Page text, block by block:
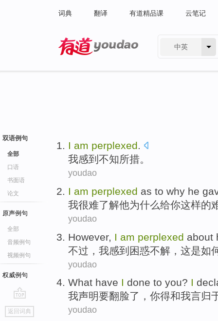
词典 翻译 有道精品课 云笔记
中英
双语例句
全部
口语
书面语
论文
原声例句
全部
音频例句
视频例句
权威例句
go
top
返回词典
I am perplexed.
我感到 不知所措。
youdao
I am perplexed as to why he
我很难了解他为什么给你这样的
youdao
However, I am perplexed about
不过 ， 我感到 困惑不解， 这是如
youdao
What have I done to you? I
我声明要翻脸了， 你得和我言归
youdao